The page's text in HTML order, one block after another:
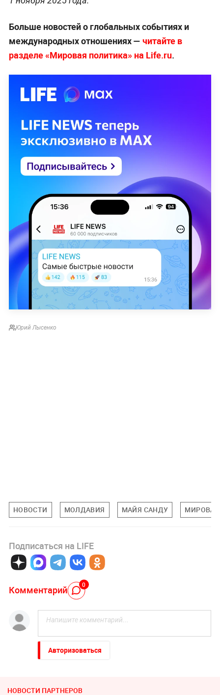
Больше новостей о глобальных событиях и
международных отношениях — читайте в
разделе «Мировая политика» на Life.ru.
Юрий Лысенко
НОВОСТИ МОЛДАВИЯ МАЙЯ САНДУ
Подписаться на LIFE
Комментарий 0
Авторизоваться
НОВОСТИ ПАРТНЕРОВ